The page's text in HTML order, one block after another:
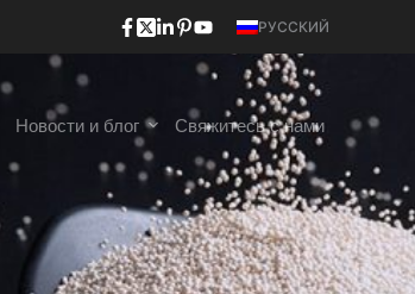
РУССКИЙ
Новости и блог Свяжитесь с нами